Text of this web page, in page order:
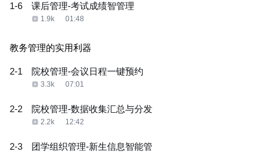
1-6 课后管理-考试成绩智管理
1.9k 01:48
教务管理的实用利器
2-1 院校管理-会议日程一键预约
3.3k 07:01
2-2 院校管理-数据收集汇总与分发
2.2k 12:42
2-3
团学组织管理-新生信息智能管